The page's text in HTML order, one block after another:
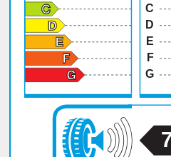
C
D
E
F
G